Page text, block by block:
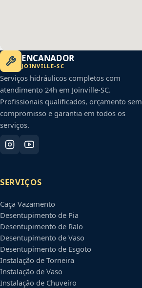
ENCANADOR
JOINVILLE-SC
Serviços hidráulicos completos com
atendimento 24h em Joinville-SC.
Profissionais qualificados, orçamento sem
compromisso e garantia em todos os
serviços.
SERVIÇOS
Caça Vazamento
Desentupimento de Pia
Desentupimento de Ralo
Desentupimento de Vaso
Desentupimento de Esgoto
Instalação de Torneira
Instalação de Vaso
Instalação de Chuveiro